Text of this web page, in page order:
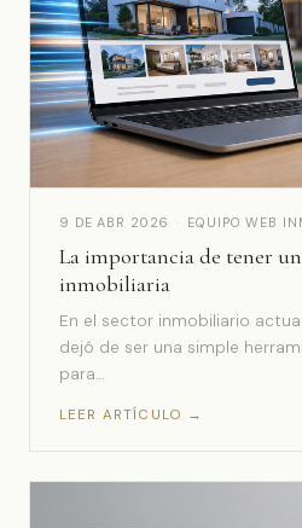
9 DE ABR 2026 EQUIPO WEB
La importancia de tener
inmobiliaria
En el sector inmobiliario
dejó de ser una simple
para…
LEER ARTÍCULO →